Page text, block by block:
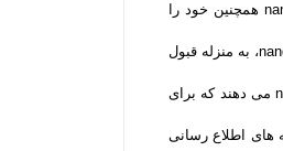
رسمی و قانونی موارد درخواست شده را به مرجع درخواست کننده ارائه دهد. در این صورت مسئولیت حفظ اطلاعات فوق پس از آن با مرجع قانونی خواهد بود. nanoparsa همچنین خود را
موظف می داند در غیر از مورد اشاره شده، در حفظ اطلاعات مشتریان نهایت تلاش خود را مبذول دارد. قطعا مورد توجه خواهد بود که عضویت کاربران در وب سایت nanoparsa، به منزله قبول
قوانین جمهوری اسلامی ایران از جمله قوانین تجارت الکترونیک و قوانین مالی و مالیاتی و قوانین سایت nanoparsa است. کاربران با عضویت خود این اجازه را به nanoparsa می دهند که برای
های اطلاع رسانی